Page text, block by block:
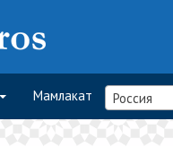
Мамлакат Россия